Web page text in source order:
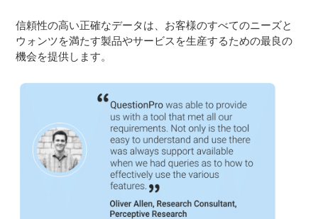
信頼性の高い正確なデータは、お客様のすべてのニーズと
ウォンツを満たす製品やサービスを生産するための最良の
機会を提供します。